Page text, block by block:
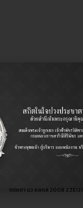
45503-02200
Rack End / ลูกหมากแร็ค
โตโยต้า นิว อัลติส 2008 ZZE121